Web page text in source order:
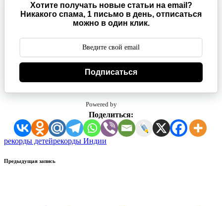
Хотите получать новые статьи на email?
Никакого спама, 1 письмо в день, отписаться
можно в один клик.
Подписаться
Powered by
Поделиться:
Метки:
рекорды детейрекорды Индии
Навигация
Предыдущая запись